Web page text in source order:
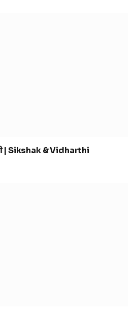
| Sikshak & Vidharthi